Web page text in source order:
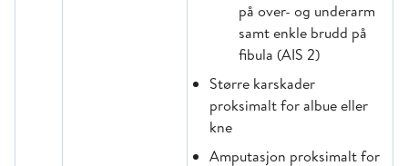
på over- og underarm
samt enkle brudd på
fibula (AIS 2)
Større karskader
proksimalt for albue eller
kne
Amputasjon proksimalt for